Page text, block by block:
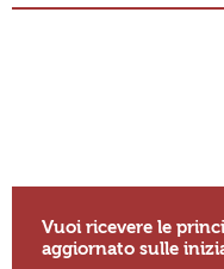
Vuoi ricevere le
aggiornato sulle